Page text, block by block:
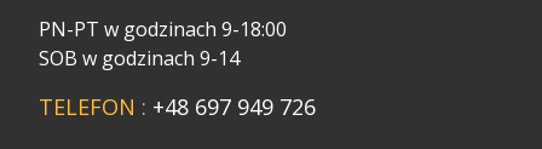
PN-PT w godzinach 9-18:00
SOB w godzinach 9-14
TELEFON : +48 697 949 726